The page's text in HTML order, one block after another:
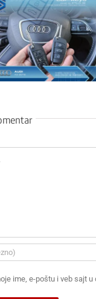
ime, e-poštu i veb sajt